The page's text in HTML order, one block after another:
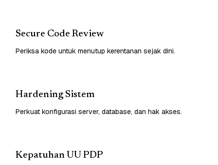
Secure Code Review
Periksa kode untuk menutup kerentanan sejak dini.
Hardening Sistem
Perkuat konfigurasi server, database, dan hak akses.
Kepatuhan UU PDP